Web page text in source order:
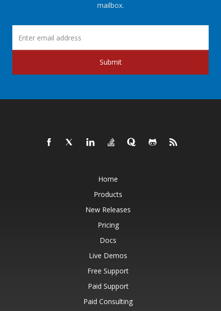
mailbox.
Submit
Home
Products
New Releases
Pricing
Docs
Live Demos
Free Support
Paid Support
Paid Consulting